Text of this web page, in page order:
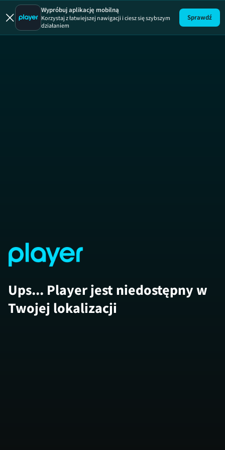
Zanim
Wypróbuj aplikację mobilną
Korzystaj z łatwiejszej nawigacji i ciesz się szybszym
działaniem
Sprawdź
Ups... Player jest niedostępny w
Twojej lokalizacji